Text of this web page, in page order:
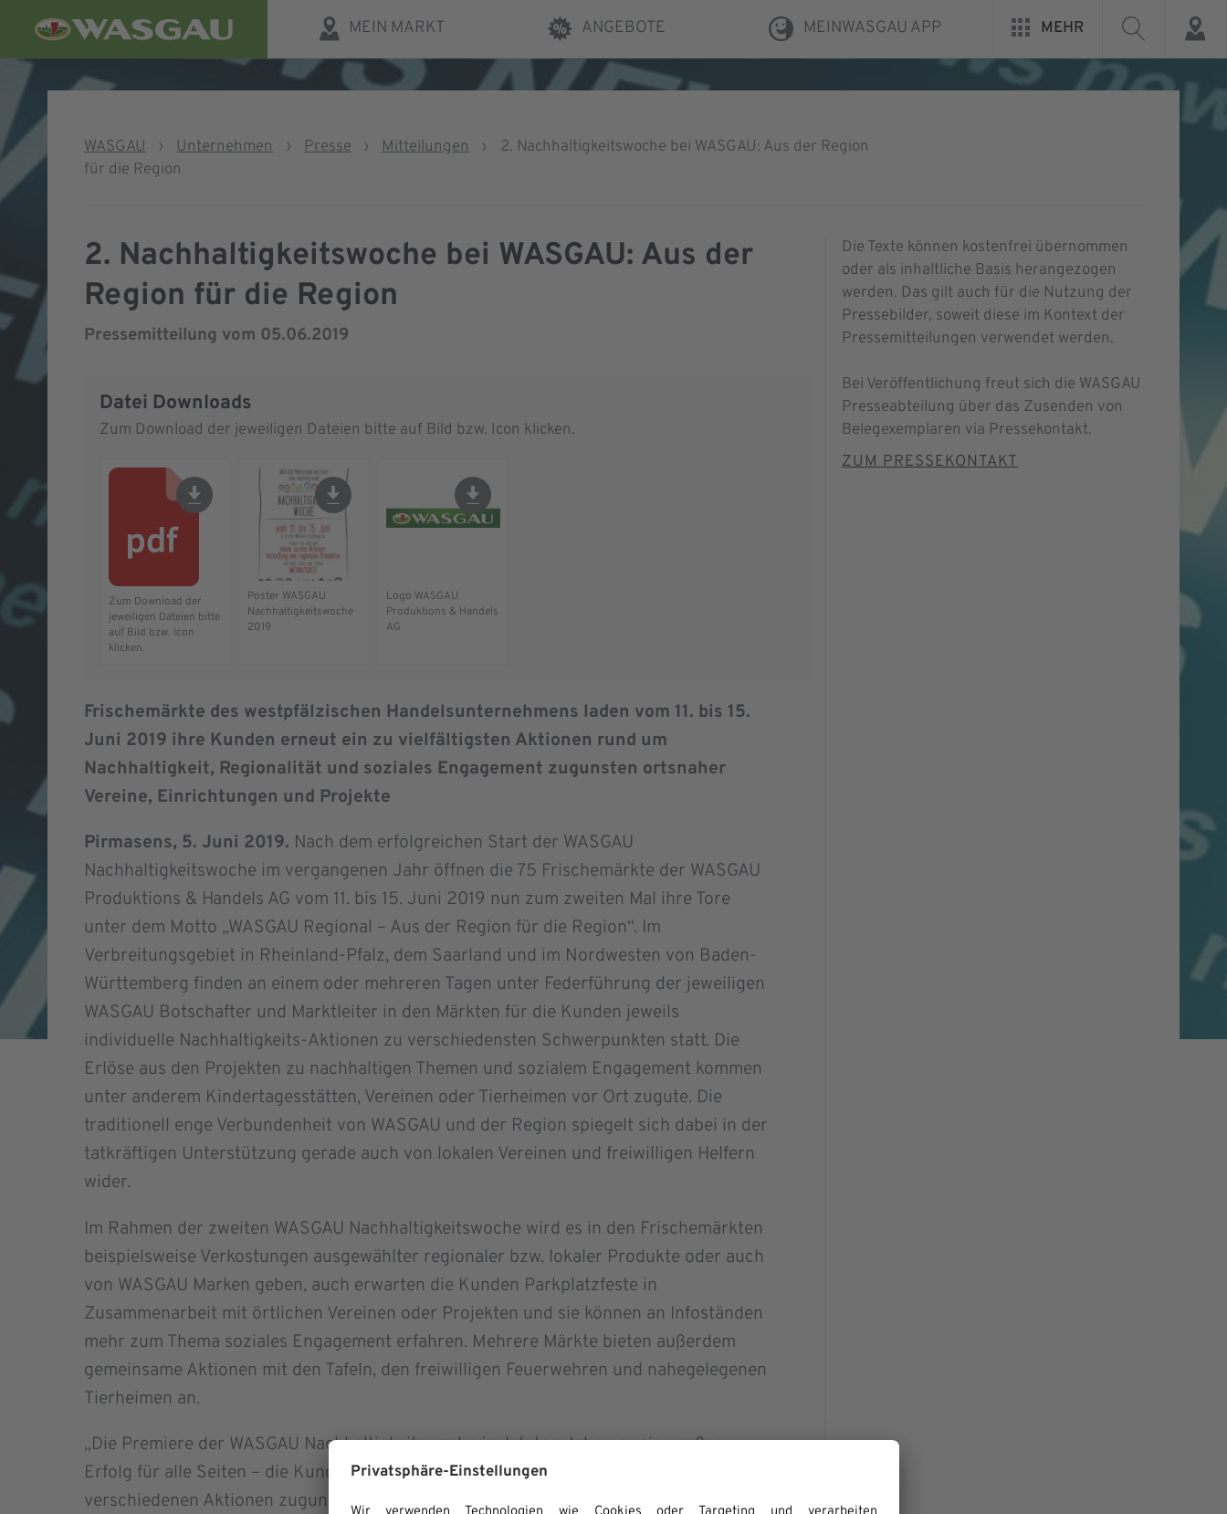
MEIN MARKT ANGEBOTE MEINWASGAU APP MEHR
WASGAU › Unternehmen › Presse › Mitteilungen ›
2. Nachhaltigkeitswoche bei WASGAU: Aus der Region
für die Region
2. Nachhaltigkeitswoche bei WASGAU: Aus der
Region für die Region
Pressemitteilung vom 05.06.2019
Datei Downloads
Zum Download der jeweiligen Dateien bitte auf Bild bzw. Icon klicken.
Zum Download der
jeweiligen Dateien bitte
auf Bild bzw. Icon
klicken.
Poster WASGAU
Nachhaltigkeitswoche
2019
Logo WASGAU
Produktions & Handels
AG
Frischemärkte des westpfälzischen Handelsunternehmens laden vom 11. bis 15.
Juni 2019 ihre Kunden erneut ein zu vielfältigsten Aktionen rund um
Nachhaltigkeit, Regionalität und soziales Engagement zugunsten ortsnaher
Vereine, Einrichtungen und Projekte
Pirmasens, 5. Juni 2019. Nach dem erfolgreichen Start der WASGAU
Nachhaltigkeitswoche im vergangenen Jahr öffnen die 75 Frischemärkte der WASGAU
Produktions & Handels AG vom 11. bis 15. Juni 2019 nun zum zweiten Mal ihre Tore
unter dem Motto „WASGAU Regional – Aus der Region für die Region“. Im
Verbreitungsgebiet in Rheinland-Pfalz, dem Saarland und im Nordwesten von Baden-
Württemberg finden an einem oder mehreren Tagen unter Federführung der jeweiligen
WASGAU Botschafter und Marktleiter in den Märkten für die Kunden jeweils
individuelle Nachhaltigkeits-Aktionen zu verschiedensten Schwerpunkten statt. Die
Erlöse aus den Projekten zu nachhaltigen Themen und sozialem Engagement kommen
unter anderem Kindertagesstätten, Vereinen oder Tierheimen vor Ort zugute. Die
traditionell enge Verbundenheit von WASGAU und der Region spiegelt sich dabei in der
tatkräftigen Unterstützung gerade auch von lokalen Vereinen und freiwilligen Helfern
wider.
Im Rahmen der zweiten WASGAU Nachhaltigkeitswoche wird es in den Frischemärkten
beispielsweise Verkostungen ausgewählter regionaler bzw. lokaler Produkte oder auch
von WASGAU Marken geben, auch erwarten die Kunden Parkplatzfeste in
Zusammenarbeit mit örtlichen Vereinen oder Projekten und sie können an Infoständen
mehr zum Thema soziales Engagement erfahren. Mehrere Märkte bieten außerdem
gemeinsame Aktionen mit den Tafeln, den freiwilligen Feuerwehren und nahegelegenen
Tierheimen an.
„Die Premiere der WASGAU Nachhaltigkeitswoche im letzten Jahr war ein großer
Erfolg für alle Seiten – die Kunden haben sich in ‘ihren‘ Märkten bei den vielen
verschiedenen Aktionen zugunsten von sozialen Organisationen, Vereinen und
Die Texte können kostenfrei übernommen
oder als inhaltliche Basis herangezogen
werden. Das gilt auch für die Nutzung der
Pressebilder, soweit diese im Kontext der
Pressemitteilungen verwendet werden.
Bei Veröffentlichung freut sich die WASGAU
Presseabteilung über das Zusenden von
Belegexemplaren via Pressekontakt.
ZUM PRESSEKONTAKT